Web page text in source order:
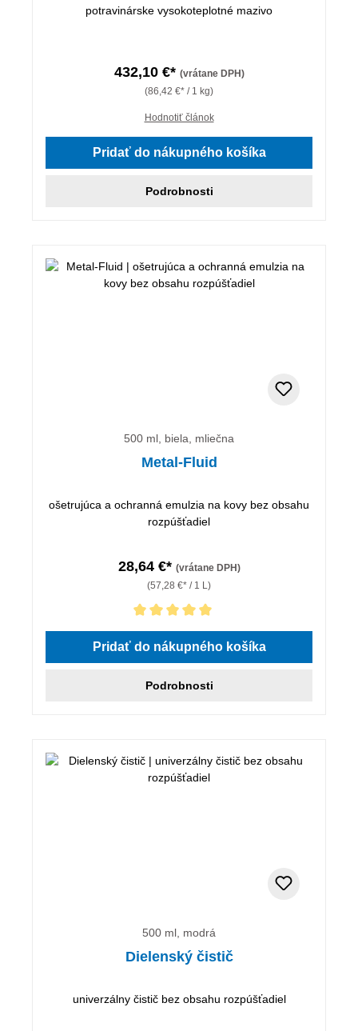
potravinárske vysokoteplotné mazivo
432,10 €* (vrátane DPH)
(86,42 €* / 1 kg)
Hodnotiť článok
Pridať do nákupného košíka
Podrobnosti
500 ml, biela, mliečna
Metal-Fluid
ošetrujúca a ochranná emulzia na kovy bez obsahu
rozpúšťadiel
28,64 €* (vrátane DPH)
(57,28 €* / 1 L)
Priemerné hodnotenie 5 z 5 hviezdičiek
Pridať do nákupného košíka
Podrobnosti
500 ml, modrá
Dielenský čistič
univerzálny čistič bez obsahu rozpúšťadiel